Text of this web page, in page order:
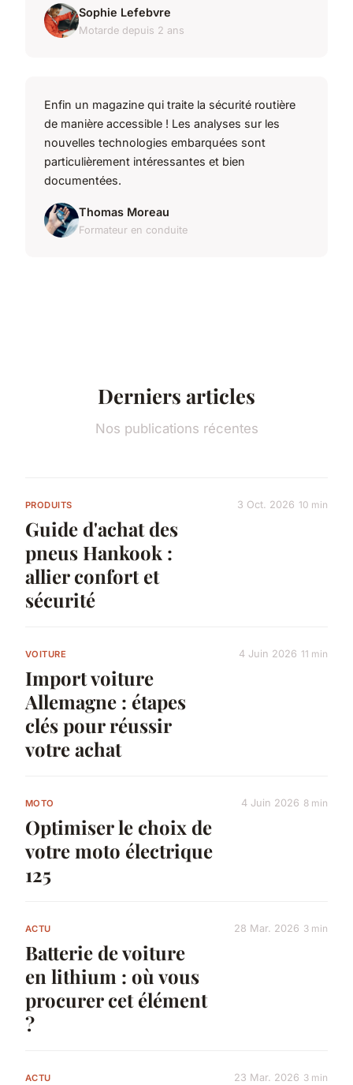
Sophie Lefebvre
Motarde depuis 2 ans
Enfin un magazine qui traite la sécurité routière
de manière accessible ! Les analyses sur les
nouvelles technologies embarquées sont
particulièrement intéressantes et bien
documentées.
Thomas Moreau
Formateur en conduite
Derniers articles
Nos publications récentes
PRODUITS
Guide d'achat des
pneus Hankook :
allier confort et
sécurité
3 Oct. 2026 10 min
VOITURE
Import voiture
Allemagne : étapes
clés pour réussir
votre achat
4 Juin 2026 11 min
MOTO
Optimiser le choix de
votre moto électrique
125
4 Juin 2026 8 min
ACTU
Batterie de voiture
en lithium : où vous
procurer cet élément
?
28 Mar. 2026 3 min
ACTU 23 Mar. 2026 3 min